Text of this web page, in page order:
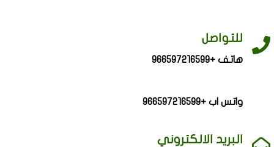
للتواصل
هاتف +966597216599
واتس اب +966597216599
البريد الالكتروني